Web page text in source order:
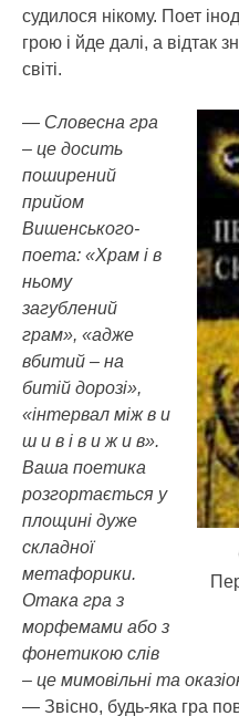
судилося нікому. Поет
грою і йде далі, а відтак
світі.
— Словесна гра
– це досить
поширений
прийом
Вишенського-
поета: «Храм і в
ньому
загублений
грам», «адже
вбитий – на
битій дорозі»,
«інтервал між в и
ш и в і в и ж и в».
Ваша поетика
розгортається у
площині дуже
складної
метафорики.
Отака гра з
морфемами або з
фонетикою слів
– це мимовільні та
— Звісно, будь-яка гра